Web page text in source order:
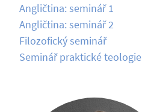
Angličtina: seminář 1
Angličtina: seminář 2
Filozofický seminář
Seminář praktické teologie